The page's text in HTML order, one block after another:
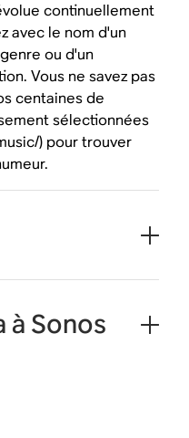
continuellement
avec le nom d'un
ou d'un
Vous ne savez pas
centaines de
sélectionnées
) pour trouver
à Sonos